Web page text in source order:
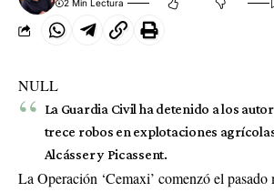
2 Min Lectura
NULL
La Guardia Civil ha detenido a los
trece robos en explotaciones
Alcásser y Picassent.
La Operación ‘Cemaxi’ comenzó el